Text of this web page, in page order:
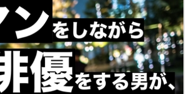
Legendary
最新達成プロジェクト 調達額が大きいプロジェク